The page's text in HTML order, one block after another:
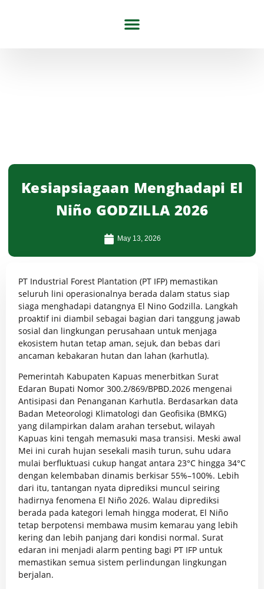
Kesiapsiagaan Menghadapi El
Niño GODZILLA 2026
May 13, 2026
PT Industrial Forest Plantation (PT IFP) memastikan
seluruh lini operasionalnya berada dalam status siap
siaga menghadapi datangnya El Nino Godzilla. Langkah
proaktif ini diambil sebagai bagian dari tanggung jawab
sosial dan lingkungan perusahaan untuk menjaga
ekosistem hutan tetap aman, sejuk, dan bebas dari
ancaman kebakaran hutan dan lahan (karhutla).
Pemerintah Kabupaten Kapuas menerbitkan Surat
Edaran Bupati Nomor 300.2/869/BPBD.2026 mengenai
Antisipasi dan Penanganan Karhutla. Berdasarkan data
Badan Meteorologi Klimatologi dan Geofisika (BMKG)
yang dilampirkan dalam arahan tersebut, wilayah
Kapuas kini tengah memasuki masa transisi. Meski awal
Mei ini curah hujan sesekali masih turun, suhu udara
mulai berfluktuasi cukup hangat antara 23°C hingga 34°C
dengan kelembaban dinamis berkisar 55%–100%. Lebih
dari itu, tantangan nyata diprediksi muncul seiring
hadirnya fenomena El Niño 2026. Walau diprediksi
berada pada kategori lemah hingga moderat, El Niño
tetap berpotensi membawa musim kemarau yang lebih
kering dan lebih panjang dari kondisi normal. Surat
edaran ini menjadi alarm penting bagi PT IFP untuk
memastikan semua sistem perlindungan lingkungan
berjalan.